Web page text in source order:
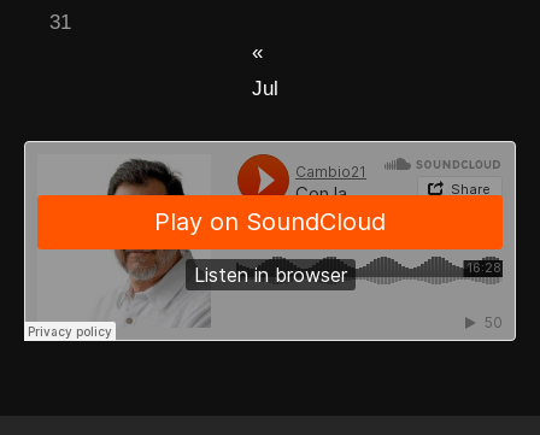
31
«
Jul